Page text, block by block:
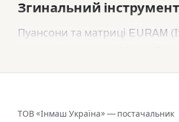
Згинальний інструмент
Пуансони та матриці EURAM
Матеріал — сталь C55 з
ТОВ «Інмаш Україна» — постачальник